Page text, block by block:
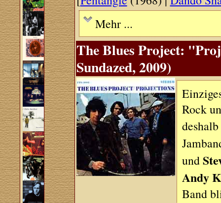
Mehr ...
The Blues Project:
Sundazed, 2009)
Rock
und
Andy
Band